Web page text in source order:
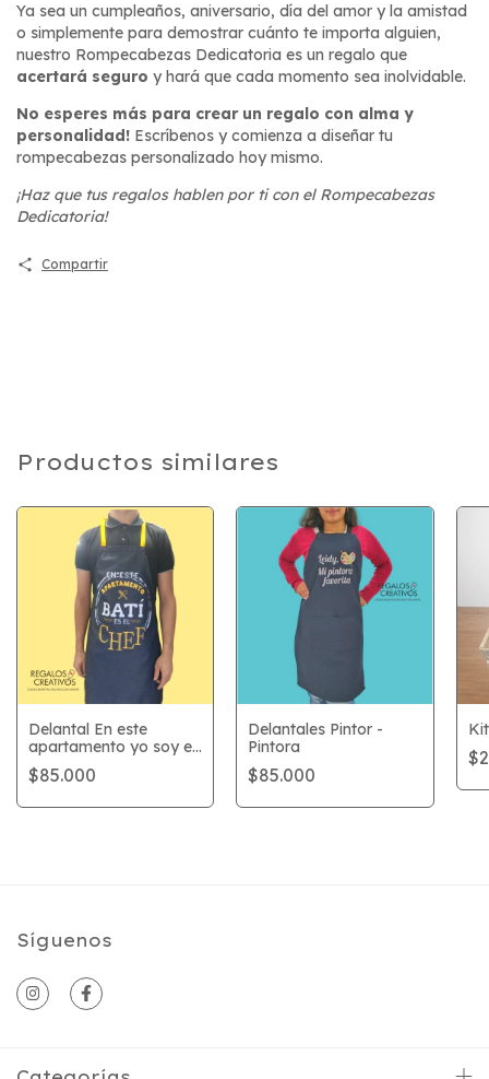
Ya sea un cumpleaños, aniversario, día del amor y la amistad
o simplemente para demostrar cuánto te importa alguien,
nuestro Rompecabezas Dedicatoria es un regalo que
acertará seguro y hará que cada momento sea inolvidable.
No esperes más para crear un regalo con alma y
personalidad! Escríbenos y comienza a diseñar tu
rompecabezas personalizado hoy mismo.
¡Haz que tus regalos hablen por ti con el Rompecabezas
Dedicatoria!
Compartir
Productos similares
Delantal En este
apartamento yo soy el
chef
$85.000
Delantales Pintor -
Pintora
$85.000
Síguenos